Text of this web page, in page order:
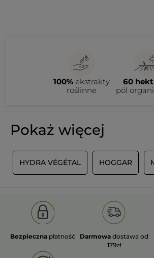
100% ekstrakty
roślinne
60
pól
Pokaż więcej
HYDRA VÉGÉTAL HOGGAR
Bezpieczna płatność Darmowa dostawa od
179zł